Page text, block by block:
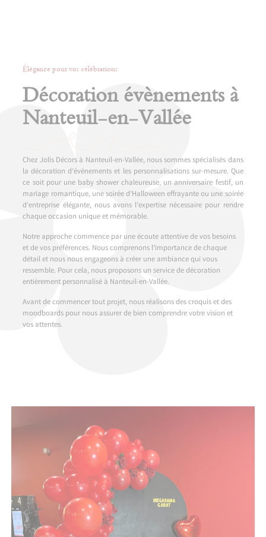
Élégance pour vos célébrations
Décoration évènements à
Nanteuil-en-Vallée
Chez Jolis Décors à Nanteuil-en-Vallée, nous sommes spécialisés dans
la décoration d’événements et les personnalisations sur-mesure. Que
ce soit pour une baby shower chaleureuse, un anniversaire festif, un
mariage romantique, une soirée d’Halloween effrayante ou une soirée
d’entreprise élégante, nous avons l’expertise nécessaire pour rendre
chaque occasion unique et mémorable.
Notre approche commence par une écoute attentive de vos besoins
et de vos préférences. Nous comprenons l’importance de chaque
détail et nous nous engageons à créer une ambiance qui vous
ressemble. Pour cela, nous proposons un service de décoration
entièrement personnalisé à Nanteuil-en-Vallée.
Avant de commencer tout projet, nous réalisons des croquis et des
moodboards pour nous assurer de bien comprendre votre vision et
vos attentes.